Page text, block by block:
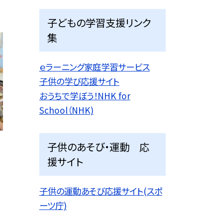
子どもの学習支援リンク
集
ｅラーニング家庭学習サービス
子供の学び応援サイト
おうちで学ぼう！NHK for
School（NHK)
子供のあそび・運動 応
援サイト
子供の運動あそび応援サイト(スポ
ーツ庁)